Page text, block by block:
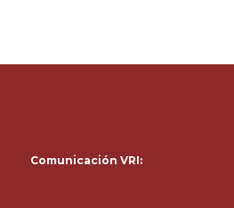
Comunicación VRI: